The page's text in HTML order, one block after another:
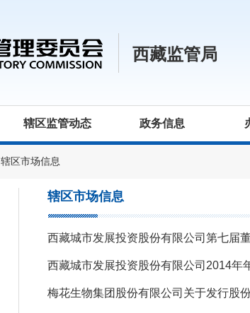
西藏监管局
辖区监管动态 政务信息
辖区市场信息
辖区市场信息
西藏城市发展投资股份有限公司第七届
西藏城市发展投资股份有限公司2014年
梅花生物集团股份有限公司关于发行股